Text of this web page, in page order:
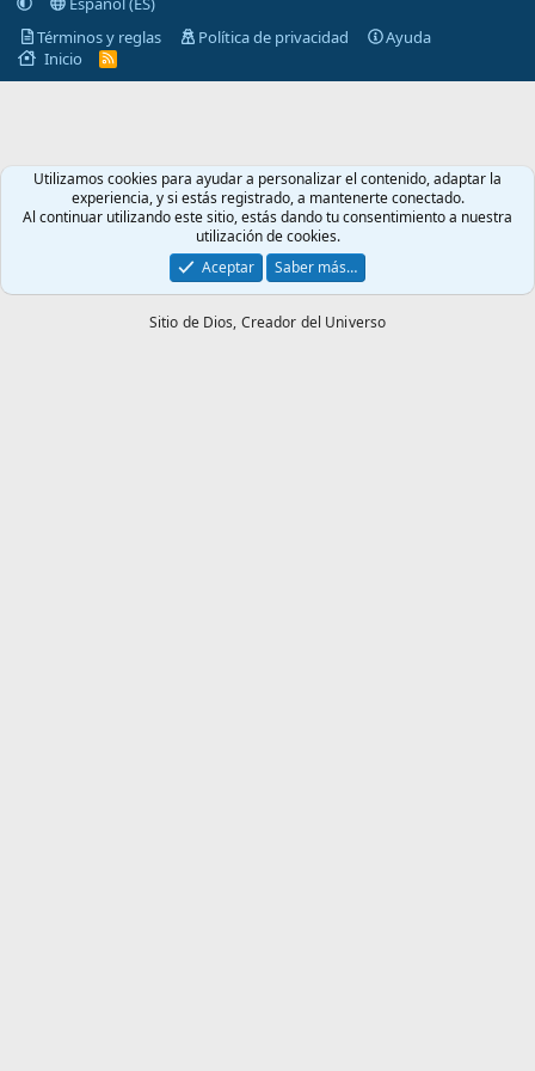
Términos y reglas
Política de privacidad
Ayuda
Inicio
R
S
Utilizamos cookies para ayudar a personalizar el contenido, adaptar la
experiencia, y si estás registrado, a mantenerte conectado.
Al continuar utilizando este sitio, estás dando tu consentimiento a nuestra
utilización de cookies.
Aceptar
Saber más…
Sitio de Dios, Creador del Universo